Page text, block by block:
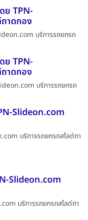
ย TPN-
าดกอง
บริการรถยกรถ
ย TPN-
าดกอง
บริการรถยกรถ
Slideon.com
บริการรถยกรถสไลด์ถา
Slideon.com
บริการรถยกรถสไลด์ถา